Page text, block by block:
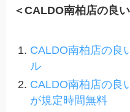
＜CALDO南柏店の良
CALDO南柏店の良
ル
CALDO南柏店の良
が規定時間無料